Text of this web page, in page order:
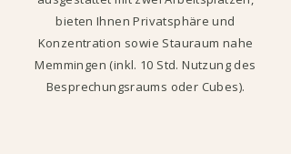
bieten Ihnen Privatsphäre und
Konzentration sowie Stauraum nahe
Memmingen (inkl. 10 Std. Nutzung des
Besprechungsraums oder Cubes).